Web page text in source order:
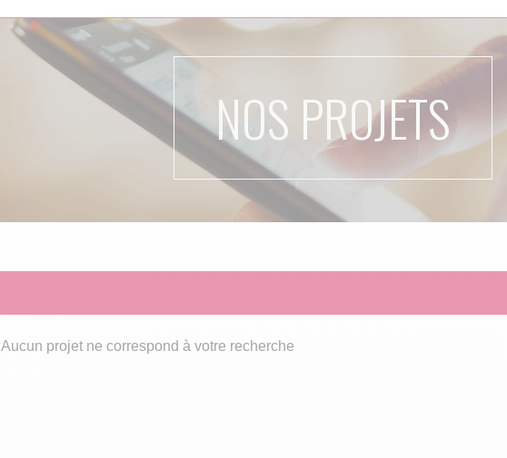
NOS PROJETS
Aucun projet ne correspond à votre recherche